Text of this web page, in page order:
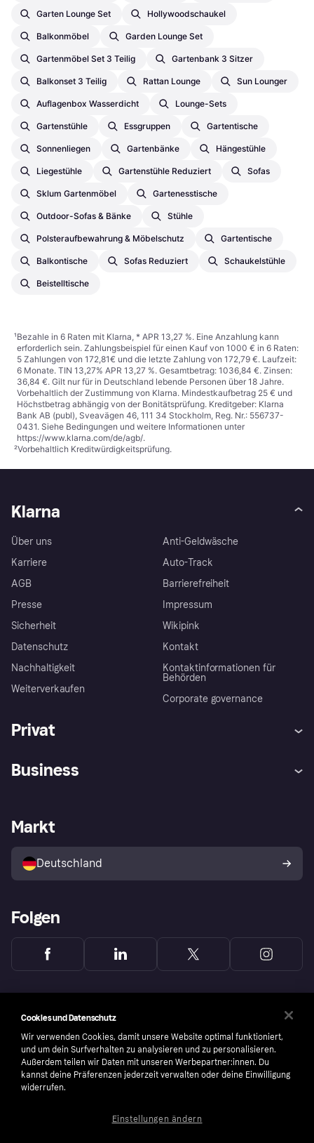
Garten Lounge Set Hollywoodschaukel
Balkonmöbel Garden Lounge Set
Gartenmöbel Set 3 Teilig Gartenbank 3 Sitzer
Balkonset 3 Teilig Rattan Lounge Sun Lounger
Auflagenbox Wasserdicht Lounge-Sets
Gartenstühle Essgruppen Gartentische
Sonnenliegen Gartenbänke Hängestühle
Liegestühle Gartenstühle Reduziert Sofas
Sklum Gartenmöbel Gartenesstische
Outdoor-Sofas & Bänke Stühle
Polsteraufbewahrung & Möbelschutz Gartentische
Balkontische Sofas Reduziert Schaukelstühle
Beistelltische
¹Bezahle in 6 Raten mit Klarna, * APR 13,27 %. Eine Anzahlung kann
erforderlich sein. Zahlungsbeispiel für einen Kauf von 1000 € in 6 Raten:
5 Zahlungen von 172,81€ und die letzte Zahlung von 172,79 €. Laufzeit:
6 Monate. TIN 13,27% APR 13,27 %. Gesamtbetrag: 1036,84 €. Zinsen:
36,84 €. Gilt nur für in Deutschland lebende Personen über 18 Jahre.
Vorbehaltlich der Zustimmung von Klarna. Mindestkaufbetrag 25 € und
Höchstbetrag abhängig von der Bonitätsprüfung. Kreditgeber: Klarna
Bank AB (publ), Sveavägen 46, 111 34 Stockholm, Reg. Nr.: 556737-
0431. Siehe Bedingungen und weitere Informationen unter
https://www.klarna.com/de/agb/.
²Vorbehaltlich Kreditwürdigkeitsprüfung.
Klarna
Über uns
Karriere
AGB
Presse
Sicherheit
Datenschutz
Nachhaltigkeit
Weiterverkaufen
Anti-Geldwäsche
Auto-Track
Barrierefreiheit
Impressum
Wikipink
Kontakt
Kontaktinformationen für
Behörden
Corporate governance
Privat
Klarna App
Shops entdecken
Käuferschutzrichtlinie
Dein Widerrufsrecht
Business
Händlerportal
Markt
Deutschland
Folgen
Cookies und Datenschutz
Wir verwenden Cookies, damit unsere Website optimal funktioniert,
und um dein Surfverhalten zu analysieren und zu personalisieren.
Außerdem teilen wir Daten mit unseren Werbepartner:innen. Du
kannst deine Präferenzen jederzeit verwalten oder deine Einwilligung
widerrufen.
Einstellungen ändern